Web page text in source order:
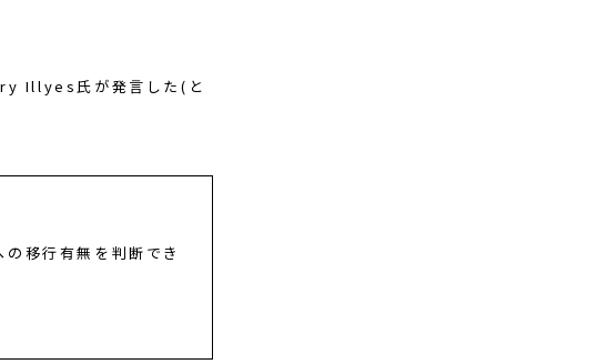
Illyes氏が発言した(と
移行有無を判断でき